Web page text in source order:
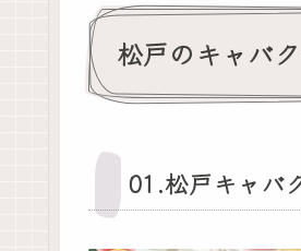
松戸のキャバ
01.松戸キャバ